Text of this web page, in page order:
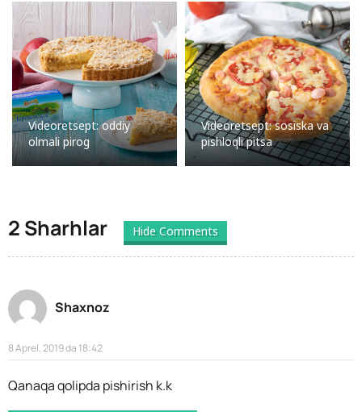
Videoretsept: oddiy
olmali pirog
Videoretsept: sosiska va
pishloqli pitsa
2 Sharhlar Hide Comments
Shaxnoz
8 Aprel, 2019 da 18:42
Qanaqa qolipda pishirish k.k